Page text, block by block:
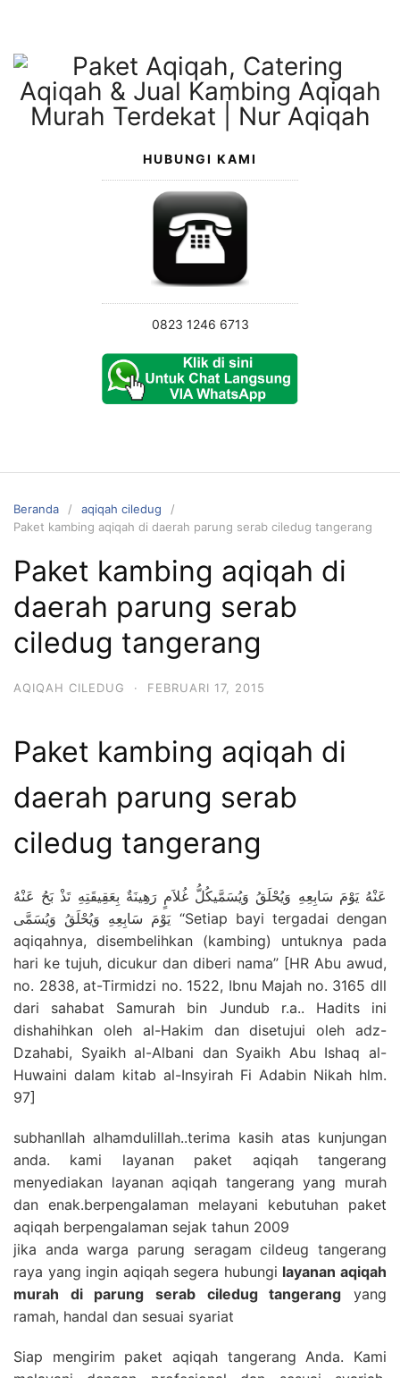
konten
HUBUNGI KAMI
0823 1246 6713
Beranda
aqiqah ciledug
Paket kambing aqiqah di daerah parung serab ciledug tangerang
Paket kambing aqiqah di
daerah parung serab
ciledug tangerang
AQIQAH CILEDUG · FEBRUARI 17, 2015
Paket kambing aqiqah di
daerah parung serab
ciledug tangerang
عَنْهُ يَوْمَ سَابِعِهِ وَيُحْلَقُ وَيُسَمَّيكُلُّ غُلاَمٍ رَهِينَةٌ بِعَقِيقَتِهِ تَذْ بَحُ عَنْهُ
يَوْمَ سَابِعِهِ وَيُحْلَقُ وَيُسَمَّى “Setiap bayi tergadai dengan
aqiqahnya, disembelihkan (kambing) untuknya pada
hari ke tujuh, dicukur dan diberi nama” [HR Abu awud,
no. 2838, at-Tirmidzi no. 1522, Ibnu Majah no. 3165 dll
dari sahabat Samurah bin Jundub r.a.. Hadits ini
dishahihkan oleh al-Hakim dan disetujui oleh adz-
Dzahabi, Syaikh al-Albani dan Syaikh Abu Ishaq al-
Huwaini dalam kitab al-Insyirah Fi Adabin Nikah hlm.
97]
subhanllah alhamdulillah..terima kasih atas kunjungan
anda. kami layanan paket aqiqah tangerang
menyediakan layanan aqiqah tangerang yang murah
dan enak.berpengalaman melayani kebutuhan paket
aqiqah berpengalaman sejak tahun 2009
jika anda warga parung seragam cildeug tangerang
raya yang ingin aqiqah segera hubungi layanan aqiqah
murah di parung serab ciledug tangerang yang
ramah, handal dan sesuai syariat
Siap mengirim paket aqiqah tangerang Anda. Kami